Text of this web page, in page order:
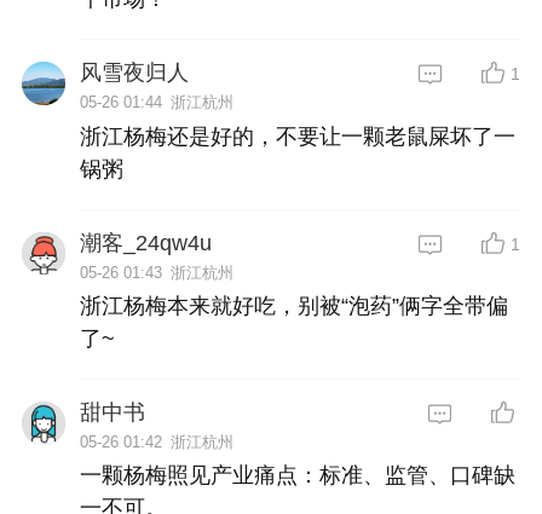
风雪夜归人
05-26 01:44 浙江杭州
1
浙江杨梅还是好的，不要让一颗老鼠屎坏了一
锅粥
潮客_24qw4u
05-26 01:43 浙江杭州
1
浙江杨梅本来就好吃，别被“泡药”俩字全带偏
了~
甜中书
05-26 01:42 浙江杭州
一颗杨梅照见产业痛点：标准、监管、口碑缺
一不可。